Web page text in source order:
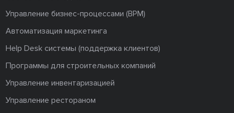
Управление бизнес-процессами (BPM)
Автоматизация маркетинга
Help Desk системы (поддержка клиентов)
Программы для строительных компаний
Управление инвентаризацией
Управление рестораном